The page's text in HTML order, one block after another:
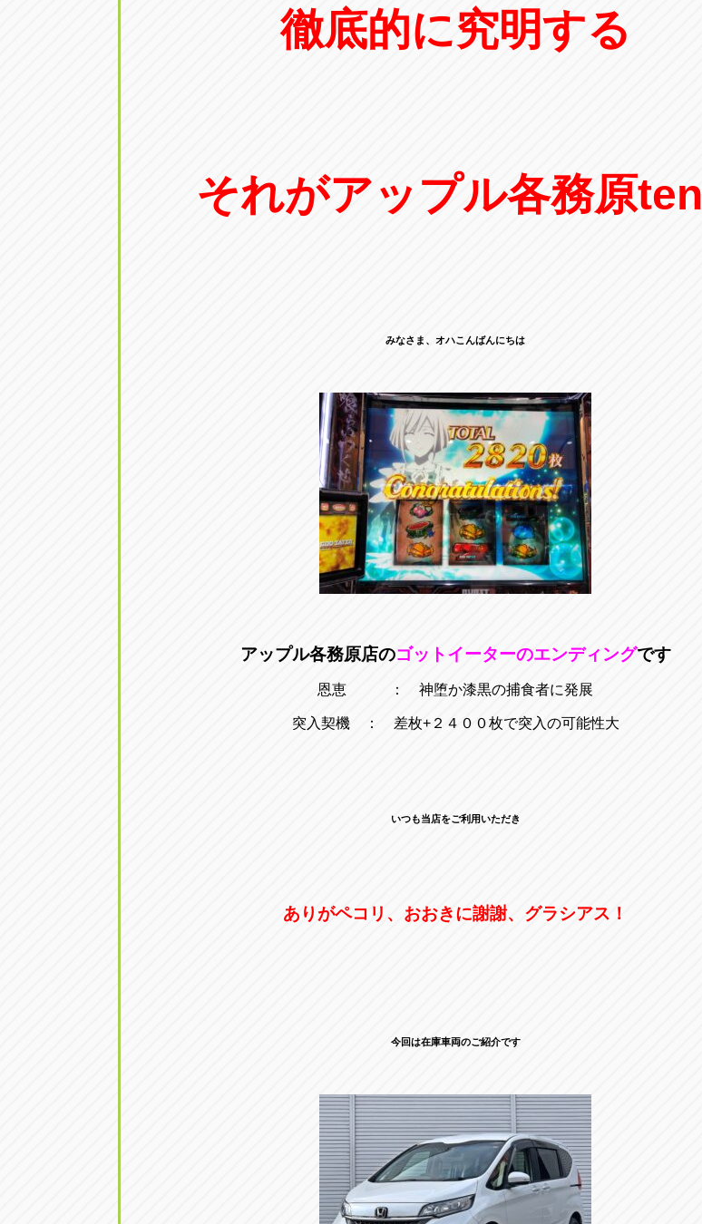
徹底的に究明する
それがアップル各務原ten
みなさま、オハこんばんにちは
アップル各務原店のゴットイーターのエンディングです
恩恵 ： 神堕か漆黒の捕食者に発展
突入契機 ： 差枚+２４００枚で突入の可能性大
いつも当店をご利用いただき
ありがペコリ、おおきに謝謝、グラシアス！
今回は在庫車両のご紹介です